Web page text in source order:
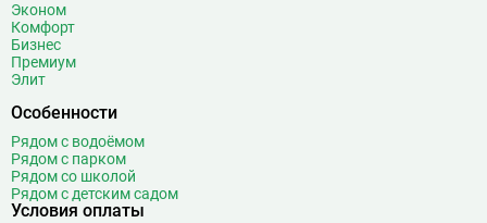
Эконом
Комфорт
Бизнес
Премиум
Элит
Особенности
Рядом с водоёмом
Рядом с парком
Рядом со школой
Рядом с детским садом
Условия оплаты